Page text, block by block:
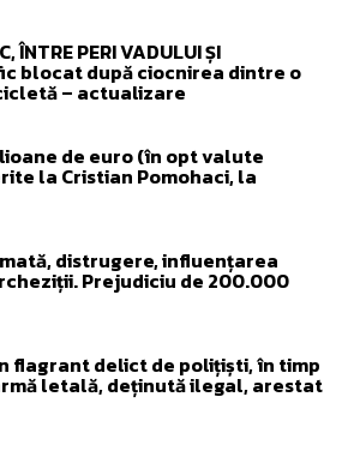
ÎNTRE PERI VADULUI ȘI
blocat după ciocnirea dintre o
– actualizare
de euro (în opt valute
la Cristian Pomohaci, la
distrugere, influențarea
Prejudiciu de 200.000
flagrant delict de polițiști, în timp
letală, deținută ilegal, arestat